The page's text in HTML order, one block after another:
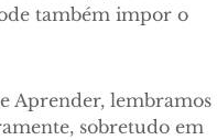
também impor o
Aprender, lembramos
sobretudo em